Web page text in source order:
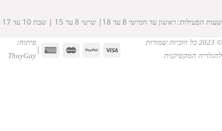
שעות הפעילות: ראשון עד חמישי 8 עד 18| שישי 8 עד 15 | שבת 10 עד 17
© 2023 כל הזכיות שמורות
להגלריה המקסיקנית
|
פיתוח:
ThuyGuy